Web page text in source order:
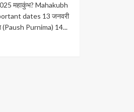
महाकुंभ? Mahakubh
dates 13 जनवरी
(Paush Purnima) 14...